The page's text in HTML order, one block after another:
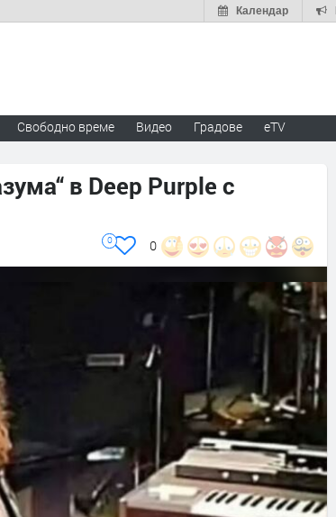
Календар
Свободно време Видео Градове eTV
в Deep Purple с
0
0